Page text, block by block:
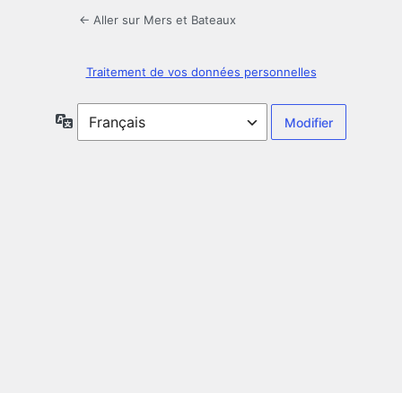
← Aller sur Mers et Bateaux
Traitement de vos données personnelles
Langue